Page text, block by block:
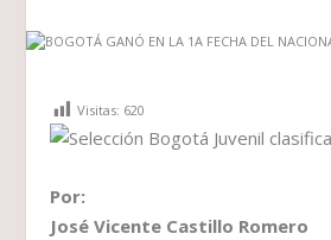
Visitas: 620
Por:
José Vicente Castillo Romero